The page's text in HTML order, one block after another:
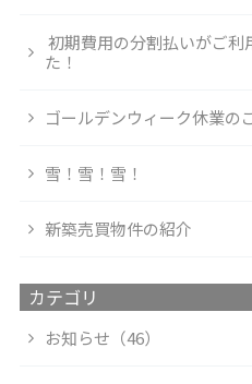
初期費用の分割払いがご
た！
ゴールデンウィーク休業の
雪！雪！雪！
新築売買物件の紹介
カテゴリ
お知らせ（46）